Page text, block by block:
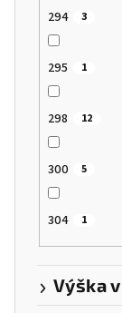
294 3
295 1
298 12
300 5
304 1
Výška